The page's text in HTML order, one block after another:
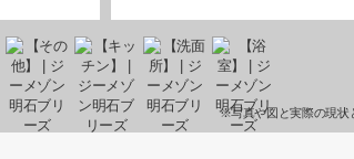
※写真や図と実際の現状